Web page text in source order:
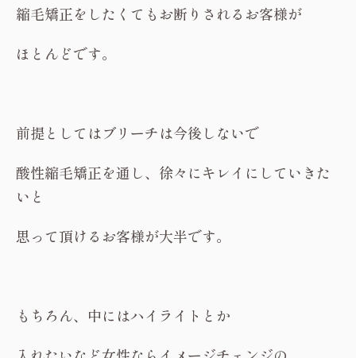
縮毛矯正をしたくてもお断りされるお客様が
ほとんどです。
前提としてはブリーチは今後しないで
酸性縮毛矯正を通し、徐々にキレイにしていきた
いと
思って頂けるお客様が大半です。
もちろん、中にはハイライトとか